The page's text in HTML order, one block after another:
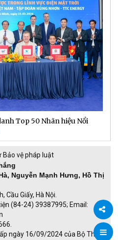
Chia
Top 50 Nhãn hiệu Nổi
Bảo vệ pháp luật
Nguyễn Mạnh Hưng, Hồ Thị
Cầu Giấy, Hà Nội.
(84-24) 39387995; Email:
ngày 16/09/2024 của Bộ Thông